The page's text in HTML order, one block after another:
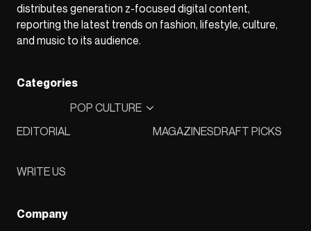
distributes generation z-focused digital content,
reporting the latest trends on fashion, lifestyle, culture,
and music to its audience.
Categories
EDITORIAL
POP CULTURE
MAGAZINESDRAFT PICKS
WRITE US
Company